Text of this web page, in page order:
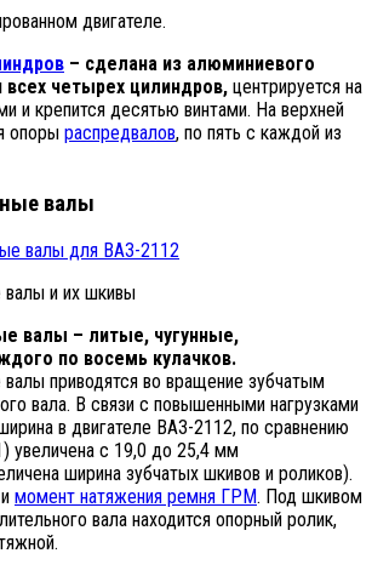
двигателе.
– сделана из алюминиевого
четырех цилиндров, центрируется на
и крепится десятью винтами. На верхней
опоры распредвалов, по пять с каждой из
валы
валы и их шкивы
валы – литые, чугунные,
по восемь кулачков.
приводятся во вращение зубчатым
вала. В связи с повышенными нагрузками
в двигателе ВАЗ-2112, по сравнению
увеличена с 19,0 до 25,4 мм
ширина зубчатых шкивов и роликов).
момент натяжения ремня ГРМ. Под шкивом
вала находится опорный ролик,